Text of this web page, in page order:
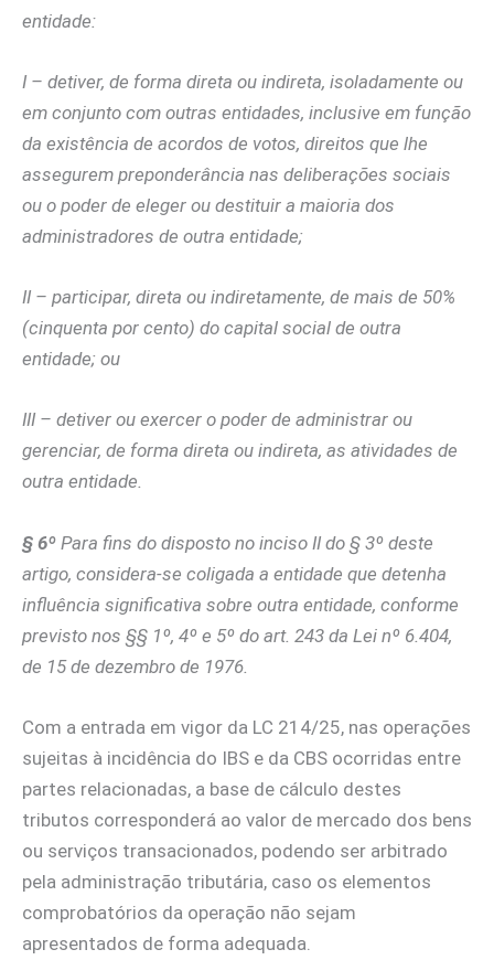
entidade:
I – detiver, de forma direta ou indireta, isoladamente ou
em conjunto com outras entidades, inclusive em função
da existência de acordos de votos, direitos que lhe
assegurem preponderância nas deliberações sociais
ou o poder de eleger ou destituir a maioria dos
administradores de outra entidade;
II – participar, direta ou indiretamente, de mais de 50%
(cinquenta por cento) do capital social de outra
entidade; ou
III – detiver ou exercer o poder de administrar ou
gerenciar, de forma direta ou indireta, as atividades de
outra entidade.
§ 6º Para fins do disposto no inciso II do § 3º deste
artigo, considera-se coligada a entidade que detenha
influência significativa sobre outra entidade, conforme
previsto nos §§ 1º, 4º e 5º do art. 243 da Lei nº 6.404,
de 15 de dezembro de 1976.
Com a entrada em vigor da LC 214/25, nas operações
sujeitas à incidência do IBS e da CBS ocorridas entre
partes relacionadas, a base de cálculo destes
tributos corresponderá ao valor de mercado dos bens
ou serviços transacionados, podendo ser arbitrado
pela administração tributária, caso os elementos
comprobatórios da operação não sejam
apresentados de forma adequada.